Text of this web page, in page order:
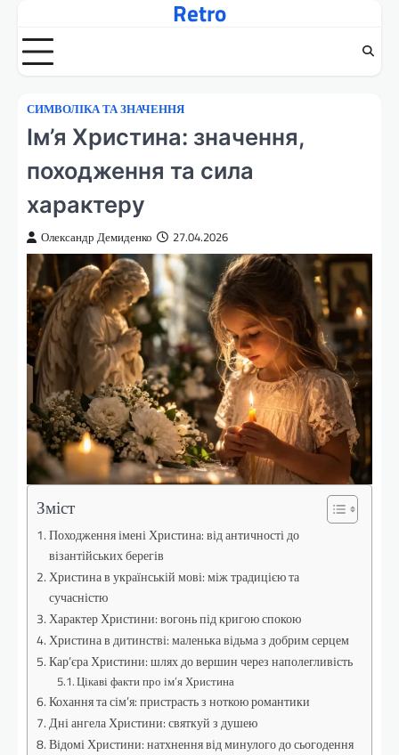
вмісту
Retro
СИМВОЛІКА ТА ЗНАЧЕННЯ
Ім’я Христина: значення,
походження та сила
характеру
Олександр Демиденко 27.04.2026
Зміст
Походження імені Христина: від античності до
візантійських берегів
Христина в українській мові: між традицією та
сучасністю
Характер Христини: вогонь під кригою спокою
Христина в дитинстві: маленька відьма з добрим серцем
Кар’єра Христини: шлях до вершин через наполегливість
Цікаві факти про ім’я Христина
Кохання та сім’я: пристрасть з ноткою романтики
Дні ангела Христини: святкуй з душею
Відомі Христини: натхнення від минулого до сьогодення